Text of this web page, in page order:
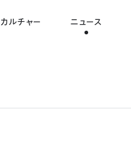
カルチャー ニュース